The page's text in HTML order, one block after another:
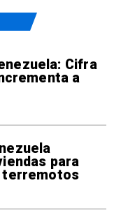
Cifra
a
para
terremotos